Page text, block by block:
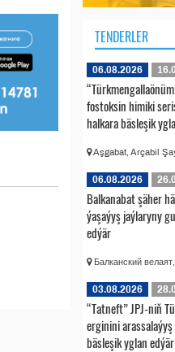
TENDERLER
06.08.2026
fostoksin himiki
halkara bäsleşik
Aşgabat, Arçabil
06.08.2026
Balkanabat şäher
ýaşaýyş jaýlaryny
edýär
Балканский
03.08.2026
“Tatneft” JPJ-niň
erginini
bäsleşik yglan edýär